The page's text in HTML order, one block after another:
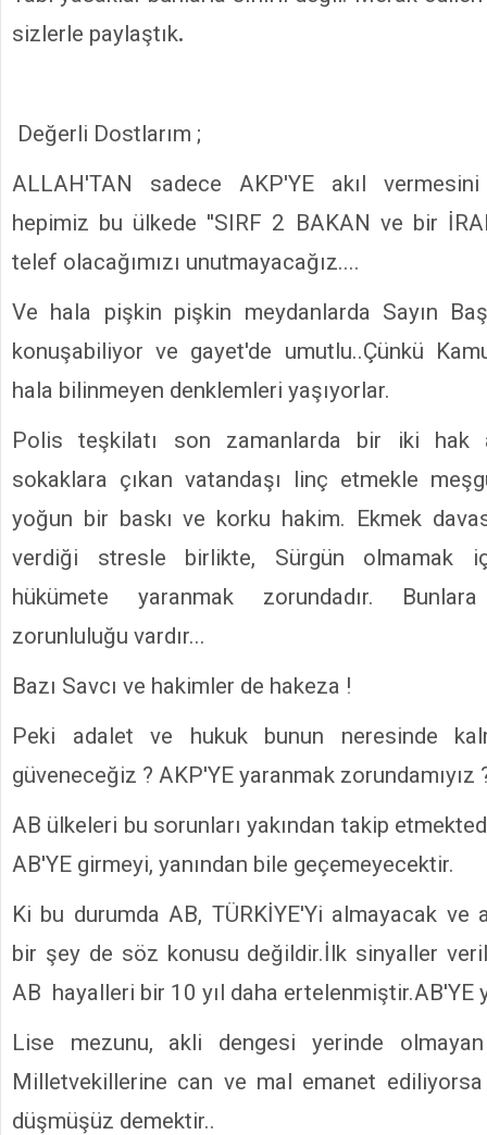
sizlerle paylaştık.
Değerli Dostlarım ;
ALLAH'TAN sadece AKP'YE akıl
hepimiz bu ülkede ''SIRF 2 BAKAN ve bir
telef olacağımızı unutmayacağız....
Ve hala pişkin pişkin meydanlarda Sayın
konuşabiliyor ve gayet'de umutlu..Çünkü
hala bilinmeyen denklemleri yaşıyorlar.
Polis teşkilatı son zamanlarda bir iki hak
sokaklara çıkan vatandaşı linç etmekle
yoğun bir baskı ve korku hakim. Ekmek
verdiği stresle birlikte, Sürgün olmamak
hükümete yaranmak zorundadır.
zorunluluğu vardır...
Bazı Savcı ve hakimler de hakeza !
Peki adalet ve hukuk bunun neresinde
güveneceğiz ? AKP'YE yaranmak zorundamıyız
AB ülkeleri bu sorunları yakından takip
AB'YE girmeyi, yanından bile geçemeyecektir.
Ki bu durumda AB, TÜRKİYE'Yi almayacak ve
bir şey de söz konusu değildir.İlk sinyaller
AB hayalleri bir 10 yıl daha ertelenmiştir.AB'YE
Lise mezunu, akli dengesi yerinde olmayan
Milletvekillerine can ve mal emanet
düşmüşüz demektir..